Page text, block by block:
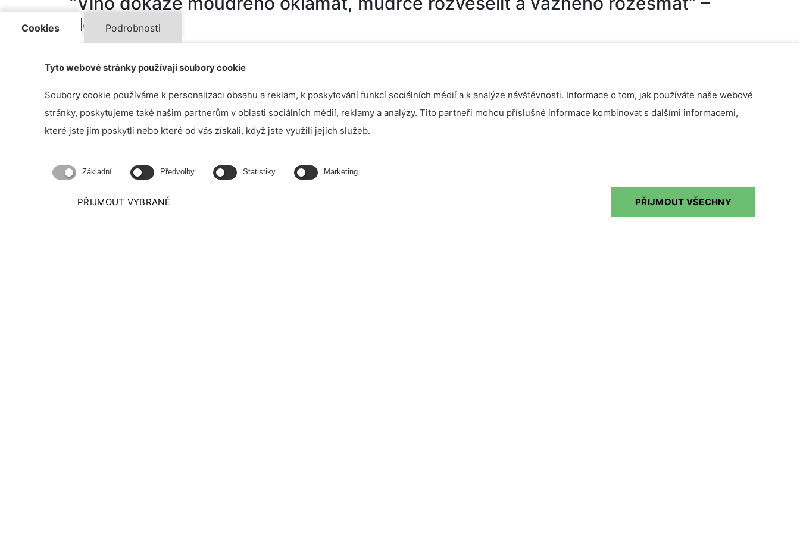
Homér
Cukry a kyseliny
Histamin
Cookies Podrobnosti
Tyto webové stránky používají soubory cookie
Soubory cookie používáme k personalizaci obsahu a reklam, k poskytování funkcí sociálních médií a k analýze návštěvnosti. Informace o tom, jak používáte naše webové
stránky, poskytujeme také našim partnerům v oblasti sociálních médií, reklamy a analýzy. Tito partneři mohou příslušné informace kombinovat s dalšími informacemi,
které jste jim poskytli nebo které od vás získali, když jste využili jejich služeb.
Základní Předvolby Statistiky Marketing
PŘIJMOUT VYBRANÉ PŘIJMOUT VŠECHNY